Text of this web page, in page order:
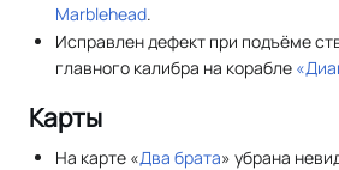
Marblehead.
Исправлен дефект при подъёме
главного калибра на корабле
Карты
На карте «Два брата» убрана